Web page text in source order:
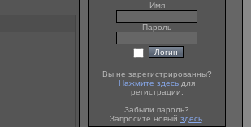
Имя
Пароль
Вы не зарегистрированны?
Нажмите здесь для
регистрации.
Забыли пароль?
Запросите новый здесь.